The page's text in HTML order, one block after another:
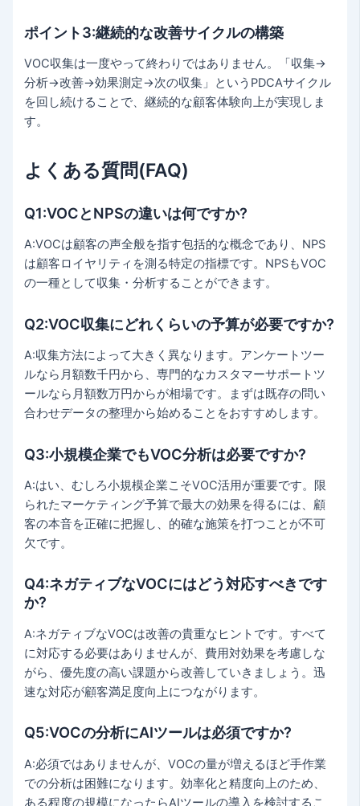
ポイント3:継続的な改善サイクルの構築
VOC収集は一度やって終わりではありません。「収集→
分析→改善→効果測定→次の収集」というPDCAサイクル
を回し続けることで、継続的な顧客体験向上が実現しま
す。
よくある質問(FAQ)
Q1:VOCとNPSの違いは何ですか?
A:VOCは顧客の声全般を指す包括的な概念であり、NPS
は顧客ロイヤリティを測る特定の指標です。NPSもVOC
の一種として収集・分析することができます。
Q2:VOC収集にどれくらいの予算が必要ですか?
A:収集方法によって大きく異なります。アンケートツー
ルなら月額数千円から、専門的なカスタマーサポートツ
ールなら月額数万円からが相場です。まずは既存の問い
合わせデータの整理から始めることをおすすめします。
Q3:小規模企業でもVOC分析は必要ですか?
A:はい、むしろ小規模企業こそVOC活用が重要です。限
られたマーケティング予算で最大の効果を得るには、顧
客の本音を正確に把握し、的確な施策を打つことが不可
欠です。
Q4:ネガティブなVOCにはどう対応すべきです
か?
A:ネガティブなVOCは改善の貴重なヒントです。すべて
に対応する必要はありませんが、費用対効果を考慮しな
がら、優先度の高い課題から改善していきましょう。迅
速な対応が顧客満足度向上につながります。
Q5:VOCの分析にAIツールは必須ですか?
A:必須ではありませんが、VOCの量が増えるほど手作業
での分析は困難になります。効率化と精度向上のため、
ある程度の規模になったらAIツールの導入を検討するこ